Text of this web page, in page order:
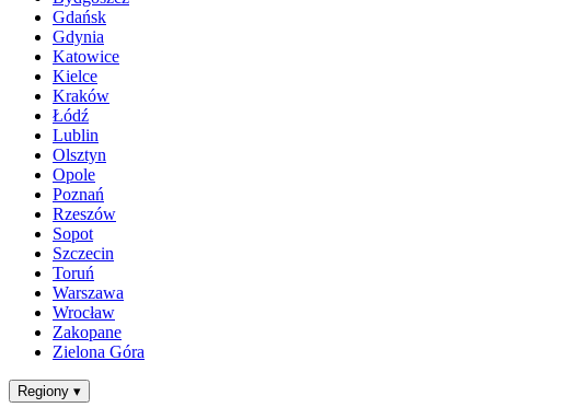
Gdańsk
Gdynia
Katowice
Kielce
Kraków
Łódź
Lublin
Olsztyn
Opole
Poznań
Rzeszów
Sopot
Szczecin
Toruń
Warszawa
Wrocław
Zakopane
Zielona Góra
Regiony ▾